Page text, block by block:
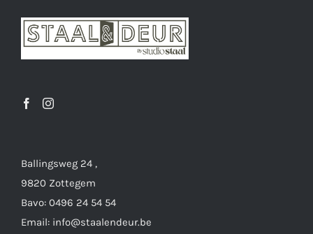
Ballingsweg 24 ,
9820 Zottegem
Bavo: 0496 24 54 54
Email: info@staalendeur.be